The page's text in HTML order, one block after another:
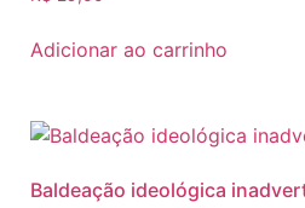
Adicionar ao carrinho
Baldeação ideológica